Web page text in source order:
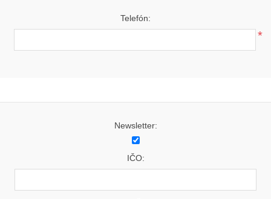
Telefón:
*
Newsletter:
IČO: